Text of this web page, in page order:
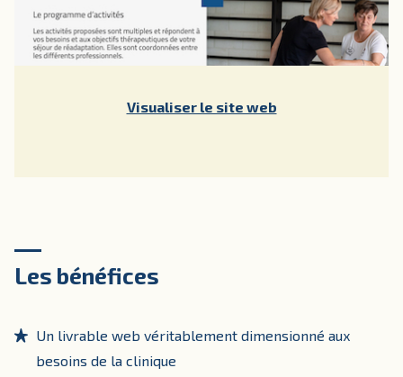
Visualiser le site web
Les bénéfices
Un livrable web véritablement dimensionné aux
besoins de la clinique